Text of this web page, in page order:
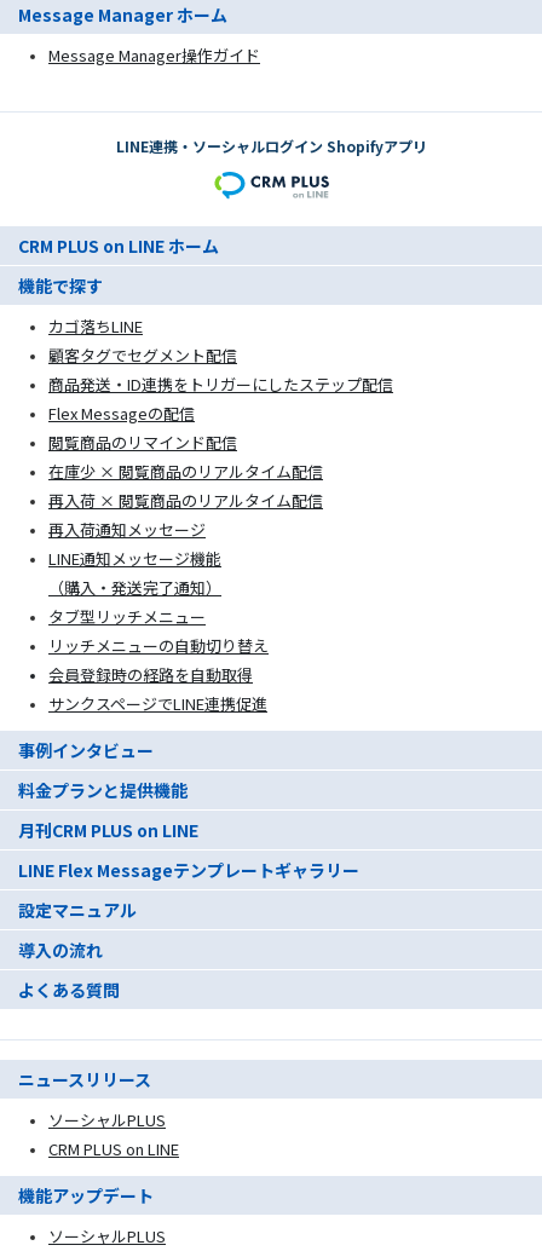
Message Manager ホーム
Message Manager操作ガイド
LINE連携・ソーシャルログイン Shopifyアプリ
CRM PLUS on LINE ホーム
機能で探す
カゴ落ちLINE
顧客タグでセグメント配信
商品発送・ID連携をトリガーにしたステップ配信
Flex Messageの配信
閲覧商品のリマインド配信
在庫少 × 閲覧商品のリアルタイム配信
再入荷 × 閲覧商品のリアルタイム配信
再入荷通知メッセージ
LINE通知メッセージ機能
（購入・発送完了通知）
タブ型リッチメニュー
リッチメニューの自動切り替え
会員登録時の経路を自動取得
サンクスページでLINE連携促進
事例インタビュー
料金プランと提供機能
月刊CRM PLUS on LINE
LINE Flex Messageテンプレートギャラリー
設定マニュアル
導入の流れ
よくある質問
ニュースリリース
ソーシャルPLUS
CRM PLUS on LINE
機能アップデート
ソーシャルPLUS